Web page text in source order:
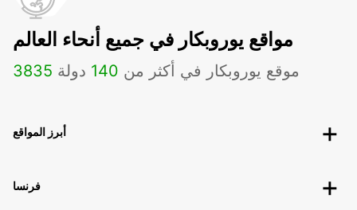
مواقع يوروبكار في جميع أنحاء العالم
3835 موقع يوروبكار في أكثر من 140 دولة
أبرز المواقع
فرنسا